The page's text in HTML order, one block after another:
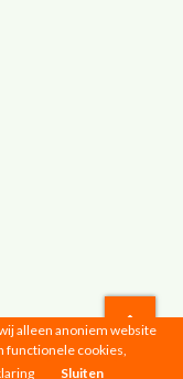
alleen anoniem website
functionele cookies,
Sluiten